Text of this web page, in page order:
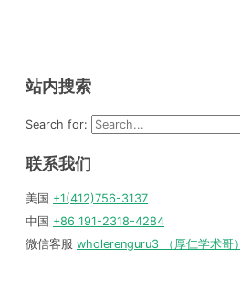
站内搜索
Search for:
联系我们
美国 +1(412)756-3137
中国 +86 191-2318-4284
微信客服 wholerenguru3 （厚仁学术哥）